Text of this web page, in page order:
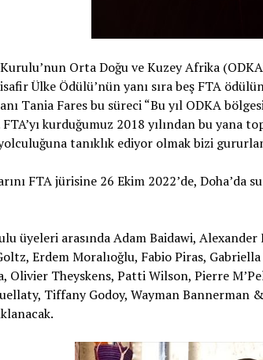
Orta Doğu ve Kuzey Afrika
Ülke Ödülü’nün yanı sıra beş FTA
Tania Fares bu süreci “Bu yıl ODKA
kurduğumuz 2018 yılından bu yana
tanıklık ediyor olmak bizi
FTA jürisine 26 Ekim 2022’de, Doha’da
üyeleri arasında Adam Baidawi,
Erdem Moralıoğlu, Fabio Piras,
Olivier Theyskens, Patti Wilson, Pierre
Tiffany Godoy, Wayman Bannerman